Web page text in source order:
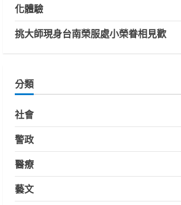
化體驗
挑大師現身台南榮服處小榮眷相見歡
分類
社會
警政
醫療
藝文